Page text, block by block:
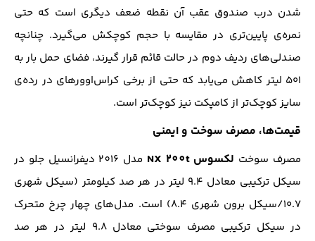
شدن درب صندوق عقب آن نقطه ضعف دیگری است که حتی
نمره‌ی پایین‌تری در مقایسه با حجم کوچکش می‌گیرد. چنانچه
صندلی‌های ردیف دوم در حالت قائم قرار گیرند، فضای حمل بار به
۵۰۱ لیتر کاهش می‌یابد که حتی از برخی کراس‌اوورهای در رده‌ی
سایز کوچک‌تر از کامپکت نیز کوچک‌تر است.
قیمت‌ها، مصرف سوخت و ایمنی
مصرف سوخت لکسوس NX 200t
مدل 201۶ دیفرانسیل جلو در
سیکل ترکیبی معادل ۹.۴ لیتر در هر صد کیلومتر (سیکل شهری
۱۰.۷/سیکل برون شهری ۸.۴) است. مدل‌های چهار چرخ متحرک
در سیکل ترکیبی مصرف سوختی معادل ۹.۸ لیتر در هر صد